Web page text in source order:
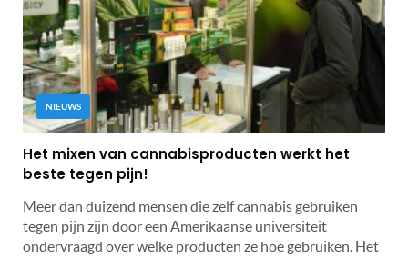
NIEUWS
Het mixen van cannabisproducten werkt het
beste tegen pijn!
Meer dan duizend mensen die zelf cannabis gebruiken
tegen pijn zijn door een Amerikaanse universiteit
ondervraagd over welke producten ze hoe gebruiken. Het